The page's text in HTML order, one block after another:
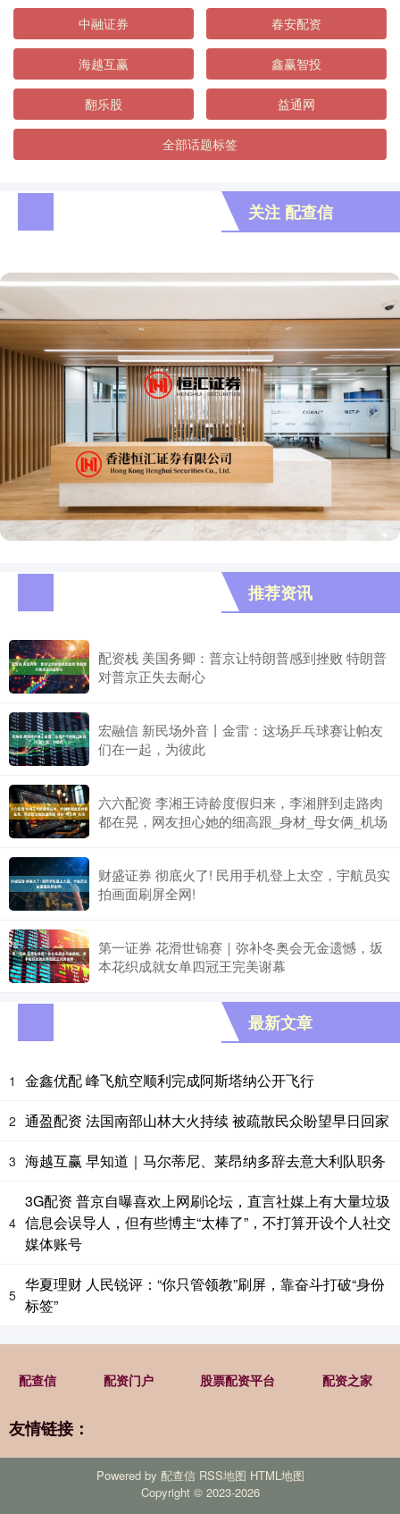
中融证券 春安配资
海越互赢 鑫赢智投
翻乐股 益通网
全部话题标签
关注 配查信
推荐资讯
配资栈 美国务卿：普京让特朗普感到挫败 特朗普
对普京正失去耐心
宏融信 新民场外音丨金雷：这场乒乓球赛让帕友
们在一起，为彼此
六六配资 李湘王诗龄度假归来，李湘胖到走路肉
都在晃，网友担心她的细高跟_身材_母女俩_机场
财盛证券 彻底火了! 民用手机登上太空，宇航员实
拍画面刷屏全网!
第一证券 花滑世锦赛｜弥补冬奥会无金遗憾，坂
本花织成就女单四冠王完美谢幕
最新文章
1 金鑫优配 峰飞航空顺利完成阿斯塔纳公开飞行
2 通盈配资 法国南部山林大火持续 被疏散民众盼望早日回家
3 海越互赢 早知道｜马尔蒂尼、莱昂纳多辞去意大利队职务
4
3G配资 普京自曝喜欢上网刷论坛，直言社媒上有大量垃圾
信息会误导人，但有些博主“太棒了”，不打算开设个人社交
媒体账号
5
华夏理财 人民锐评：“你只管领教”刷屏，靠奋斗打破“身份
标签”
配查信 配资门户 股票配资平台 配资之家
友情链接：
Powered by 配查信 RSS地图 HTML地图
Copyright © 2023-2026